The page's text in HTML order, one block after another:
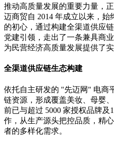
推动高质量发展的重要力量，
迈商贸自 2014 年成立以来，
的初心，通过构建全渠道供应
党建引领，走出了一条兼具商
为民营经济高质量发展提供了实
全渠道供应链生态构建
依托自主研发的 "先迈网" 电商
链资源，形成覆盖美妆、母婴
前已与超过 5000 家授权品牌及
作，从生产源头把控品质，精
者的多样化需求。